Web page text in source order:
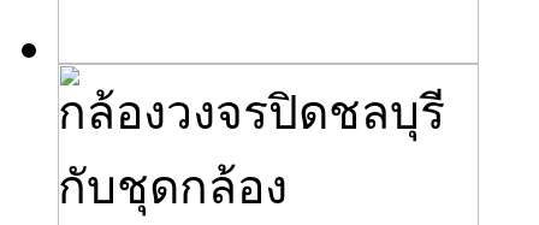
กล้องวงจรปิดชลบุรี
กับชุดกล้อง